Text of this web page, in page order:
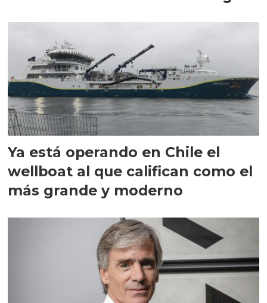
Ya está operando en Chile el
wellboat al que califican como el
más grande y moderno